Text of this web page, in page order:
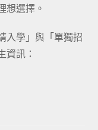
想選擇。
入學」與「單獨招
資訊：